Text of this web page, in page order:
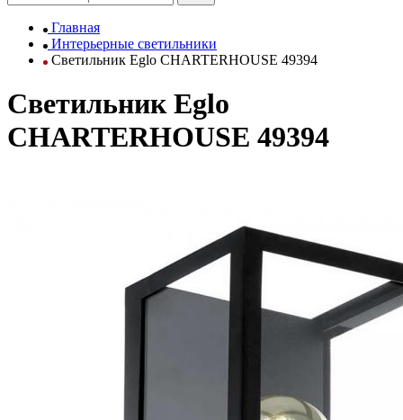
Главная
Интерьерные светильники
Светильник Eglo CHARTERHOUSE 49394
Светильник Eglo
CHARTERHOUSE 49394